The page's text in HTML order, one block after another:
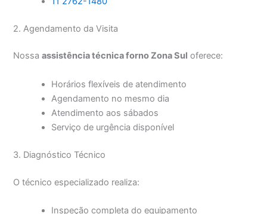
2. Agendamento da Visita
Nossaassistência técnica forno Zona Sul oferece:
Horários flexíveis de atendimento
Agendamento no mesmo dia
Atendimento aos sábados
Serviço de urgência disponível
3. Diagnóstico Técnico
O técnico especializado realiza:
Inspeção completa do equipamento